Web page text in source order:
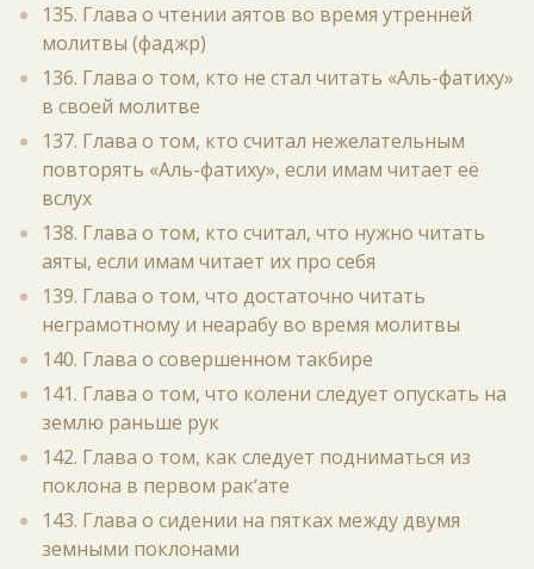
135. Глава о чтении аятов во время утренней
молитвы (фаджр)
136. Глава о том, кто не стал читать «Аль-фатиху»
в своей молитве
137. Глава о том, кто считал нежелательным
повторять «Аль-фатиху», если имам читает её
вслух
138. Глава о том, кто считал, что нужно читать
аяты, если имам читает их про себя
139. Глава о том, что достаточно читать
неграмотному и неарабу во время молитвы
140. Глава о совершенном такбире
141. Глава о том, что колени следует опускать на
землю раньше рук
142. Глава о том, как следует подниматься из
поклона в первом рак‘ате
143. Глава о сидении на пятках между двумя
земными поклонами